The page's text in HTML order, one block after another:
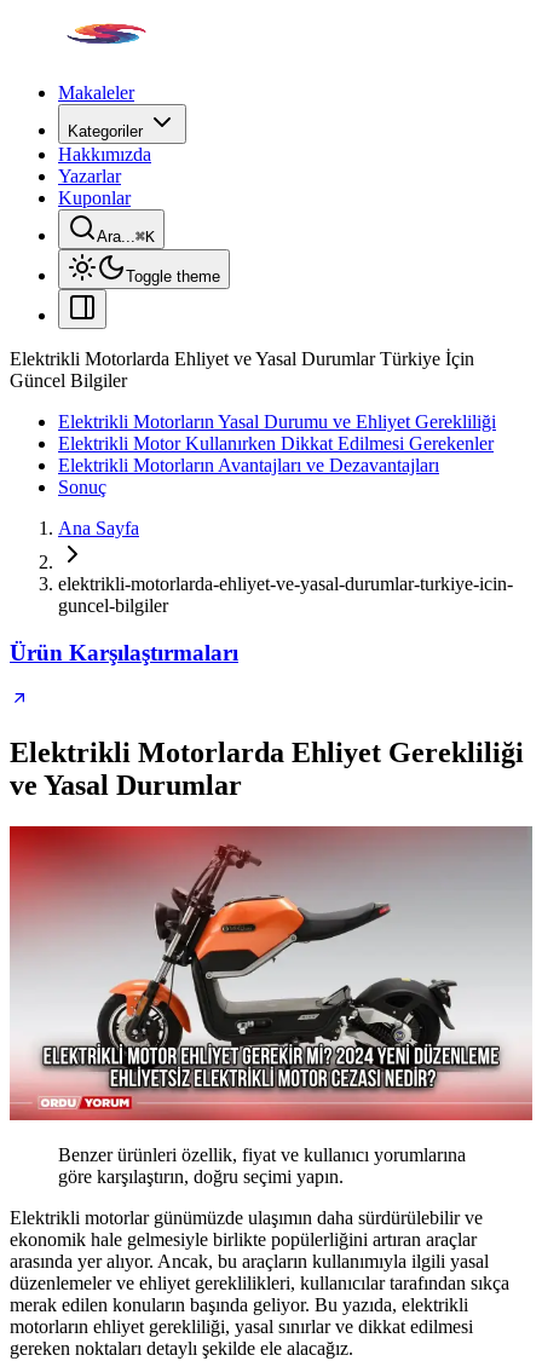
Makaleler
Kategoriler
Hakkımızda
Yazarlar
Kuponlar
Ara...⌘K
Toggle theme
Elektrikli Motorlarda Ehliyet ve Yasal Durumlar Türkiye İçin
Güncel Bilgiler
Elektrikli Motorların Yasal Durumu ve Ehliyet Gerekliliği
Elektrikli Motor Kullanırken Dikkat Edilmesi Gerekenler
Elektrikli Motorların Avantajları ve Dezavantajları
Sonuç
Ana Sayfa
elektrikli-motorlarda-ehliyet-ve-yasal-durumlar-turkiye-icin-
guncel-bilgiler
Ürün Karşılaştırmaları
Elektrikli Motorlarda Ehliyet Gerekliliği
ve Yasal Durumlar
Benzer ürünleri özellik, fiyat ve kullanıcı yorumlarına
göre karşılaştırın, doğru seçimi yapın.
Elektrikli motorlar günümüzde ulaşımın daha sürdürülebilir ve
ekonomik hale gelmesiyle birlikte popülerliğini artıran araçlar
arasında yer alıyor. Ancak, bu araçların kullanımıyla ilgili yasal
düzenlemeler ve ehliyet gereklilikleri, kullanıcılar tarafından sıkça
merak edilen konuların başında geliyor. Bu yazıda, elektrikli
motorların ehliyet gerekliliği, yasal sınırlar ve dikkat edilmesi
gereken noktaları detaylı şekilde ele alacağız.